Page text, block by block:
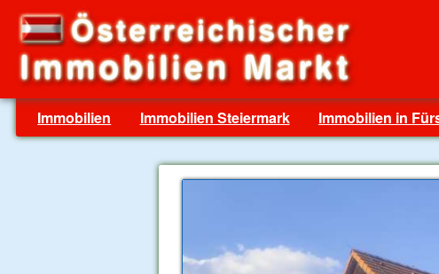
Immobilien Immobilien Steiermark Immobilien in